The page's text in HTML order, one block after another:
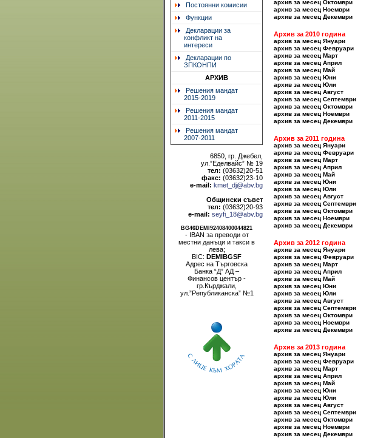
Постоянни комисии
Функции
Декларации за
конфликт на
интереси
Декларации по
ЗПКОНПИ
АРХИВ
Решения мандат
2015-2019
Решения мандат
2011-2015
Решения мандат
2007-2011
6850, гр. Джебел,
ул.”Еделвайс” № 19
тел: (03632)20-51
факс: (03632)23-10
e-mail: kmet_dj@abv.bg
Общински съвет
тел: (03632)20-93
e-mail: seyfi_18@abv.bg
BG46DEMI92408400044821
- IBAN за преводи от
местни данъци и такси в
лева;
BIC: DEMIBGSF
Адрес на Търговска
Банка “Д” АД –
Финансов център -
гр.Кърджали,
ул.”Републиканска” №1
архив за месец Октомври
архив за месец Ноември
архив за месец Декември
Архив за 2010 година
архив за месец Януари
архив за месец Февруари
архив за месец Март
архив за месец Април
архив за месец Май
архив за месец Юни
архив за месец Юли
архив за месец Август
архив за месец Септември
архив за месец Октомври
архив за месец Ноември
архив за месец Декември
Архив за 2011 година
архив за месец Януари
архив за месец Февруари
архив за месец Март
архив за месец Април
архив за месец Май
архив за месец Юни
архив за месец Юли
архив за месец Август
архив за месец Септември
архив за месец Октомври
архив за месец Ноември
архив за месец Декември
Архив за 2012 година
архив за месец Януари
архив за месец Февруари
архив за месец Март
архив за месец Април
архив за месец Май
архив за месец Юни
архив за месец Юли
архив за месец Август
архив за месец Септември
архив за месец Октомври
архив за месец Ноември
архив за месец Декември
Архив за 2013 година
архив за месец Януари
архив за месец Февруари
архив за месец Март
архив за месец Април
архив за месец Май
архив за месец Юни
архив за месец Юли
архив за месец Август
архив за месец Септември
архив за месец Октомври
архив за месец Ноември
архив за месец Декември